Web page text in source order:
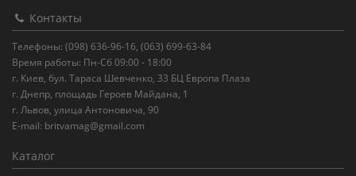
Контакты
Телефоны: (098) 636-96-16, (063) 699-63-84
Время работы: Пн-Сб 09:00 - 18:00
г. Киев, бул. Тараса Шевченко, 33 БЦ Европа Плаза
г. Днепр, площадь Героев Майдана, 1
г. Львов, улица Антоновича, 90
E-mail: britvamag@gmail.com
Каталог